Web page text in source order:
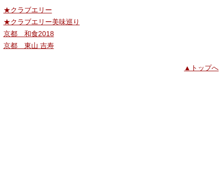
★クラブエリー
★クラブエリー美味巡り
京都 和食2018
京都 東山 吉寿
▲トップへ